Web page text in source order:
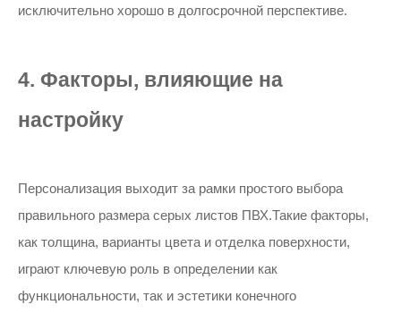
исключительно хорошо в долгосрочной перспективе.
4. Факторы, влияющие на
настройку
Персонализация выходит за рамки простого выбора
правильного размера серых листов ПВХ.Такие факторы,
как толщина, варианты цвета и отделка поверхности,
играют ключевую роль в определении как
функциональности, так и эстетики конечного